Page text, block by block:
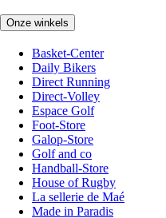
Onze winkels
Basket-Center
Daily Bikers
Direct Running
Direct-Volley
Espace Golf
Foot-Store
Galop-Store
Golf and co
Handball-Store
House of Rugby
La sellerie de Maé
Made in Paradis